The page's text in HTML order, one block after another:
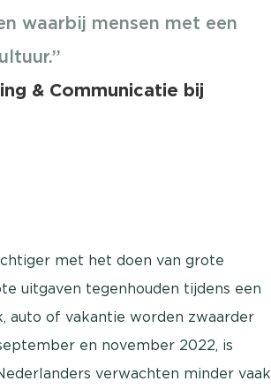
waarbij mensen met een
& Communicatie bij
met het doen van grote
uitgaven tegenhouden tijdens een
auto of vakantie worden zwaarder
en november 2022, is
verwachten minder vaak